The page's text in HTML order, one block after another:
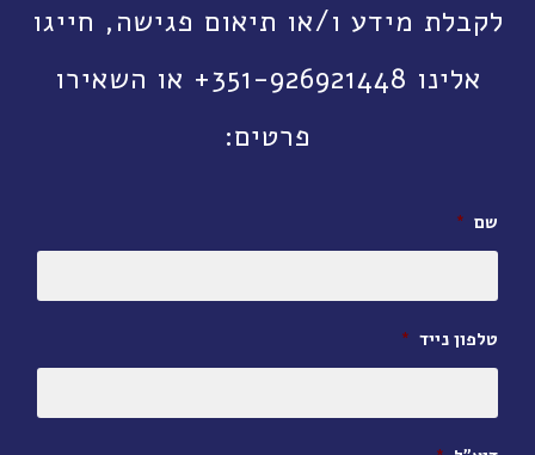
לקבלת מידע ו/או תיאום פגישה, חייגו
אלינו 351-926921448+ או השאירו
פרטים:
שם *
טלפון נייד *